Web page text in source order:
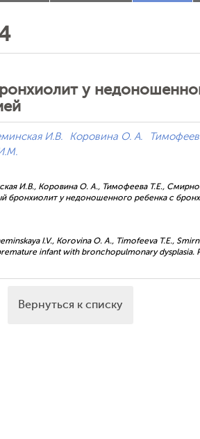
у
И.В. Коровина О. А.
И.В., Коровина О. А., Тимофеева Т.Е.,
у недоношенного ребенка с
I.V., Korovina O. A., Timofeeva T.E.,
infant with bronchopulmonary dysplasia.
Вернуться к списку